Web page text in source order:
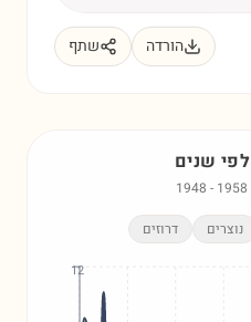
הורדה שתף
לפי שנים
1948 - 1958
נוצרים דרוזים
12